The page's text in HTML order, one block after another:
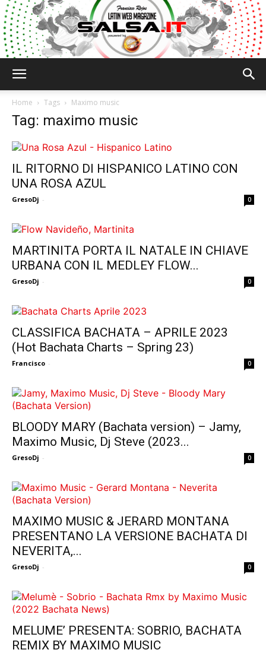
Home Tags Maximo music
Tag: maximo music
IL RITORNO DI HISPANICO LATINO CON
UNA ROSA AZUL
GresoDj - 0
MARTINITA PORTA IL NATALE IN CHIAVE
URBANA CON IL MEDLEY FLOW...
GresoDj - 0
CLASSIFICA BACHATA – APRILE 2023
(Hot Bachata Charts – Spring 23)
Francisco - 0
BLOODY MARY (Bachata version) – Jamy,
Maximo Music, Dj Steve (2023...
GresoDj - 0
MAXIMO MUSIC & JERARD MONTANA
PRESENTANO LA VERSIONE BACHATA DI
NEVERITA,...
GresoDj - 0
MELUME’ PRESENTA: SOBRIO, BACHATA
REMIX BY MAXIMO MUSIC